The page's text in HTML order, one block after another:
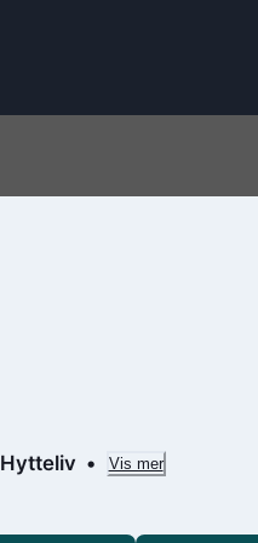
Hytteliv Vis mer